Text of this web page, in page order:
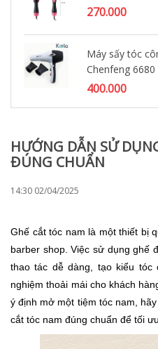
270.000
Máy sấy tóc
Chenfeng 6680
400.000
HƯỚNG DẪN SỬ
ĐÚNG CHUẨN
14:30 02/04/2025
Ghế cắt tóc nam là một thiết bị
barber shop. Việc sử dụng ghế
thao tác dễ dàng, tạo kiểu
nghiệm thoải mái cho khách
ý định mở một tiệm tóc nam,
cắt tóc nam đúng chuẩn để tối